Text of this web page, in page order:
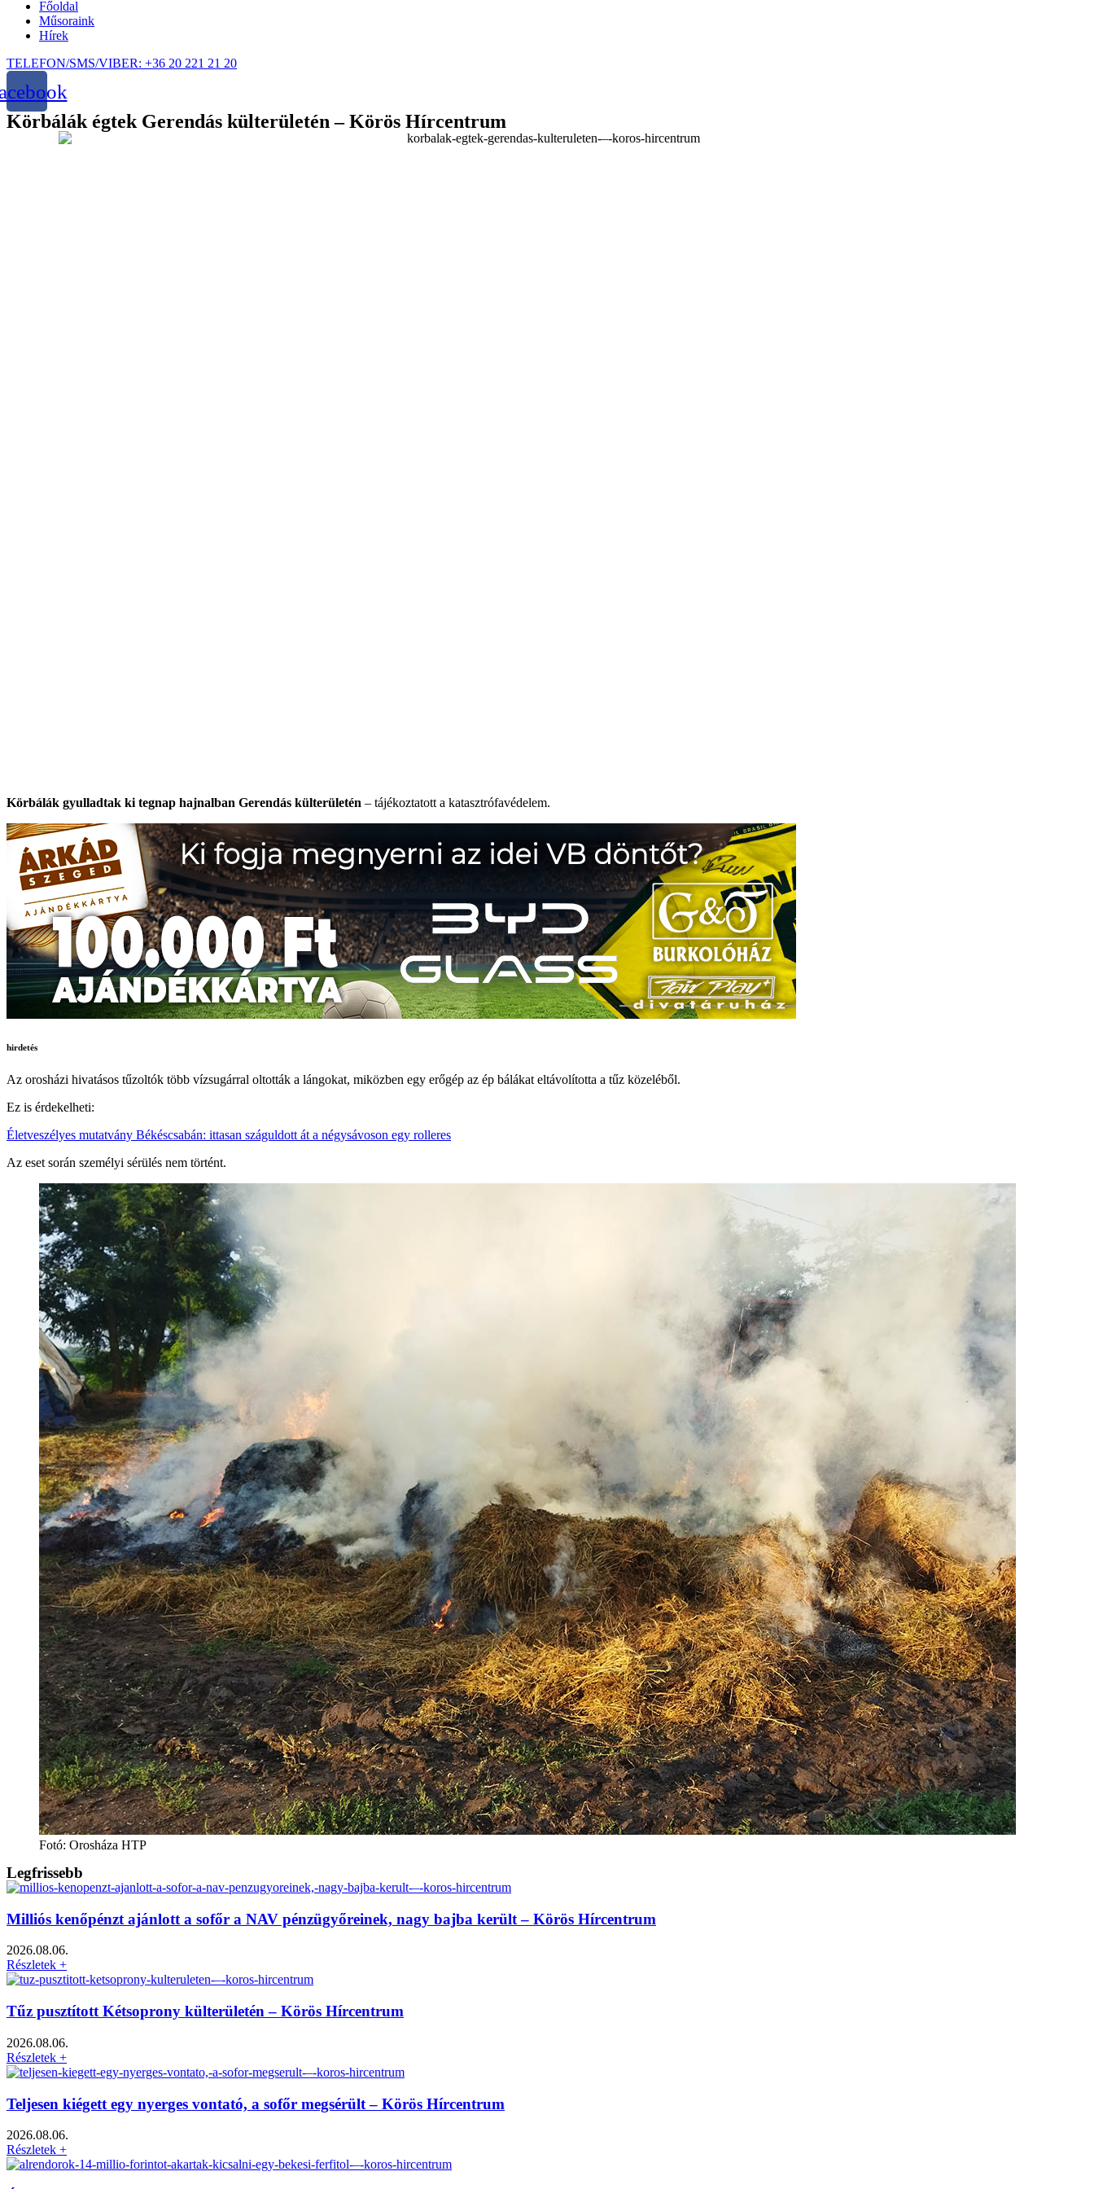
Főoldal
Műsoraink
Hírek
TELEFON/SMS/VIBER: +36 20 221 21 20
Körbálák égtek Gerendás külterületén – Körös Hírcentrum
Körbálák gyulladtak ki tegnap hajnalban Gerendás külterületén – tájékoztatott a katasztrófavédelem.
hirdetés
Az orosházi hivatásos tűzoltók több vízsugárral oltották a lángokat, miközben egy erőgép az ép bálákat eltávolította a tűz közeléből.
Ez is érdekelheti:
Életveszélyes mutatvány Békéscsabán: ittasan száguldott át a négysávoson egy rolleres
Az eset során személyi sérülés nem történt.
Fotó: Orosháza HTP
Legfrissebb
Milliós kenőpénzt ajánlott a sofőr a NAV pénzügyőreinek, nagy bajba került – Körös Hírcentrum
2026.08.06.
Részletek +
Tűz pusztított Kétsoprony külterületén – Körös Hírcentrum
2026.08.06.
Részletek +
Teljesen kiégett egy nyerges vontató, a sofőr megsérült – Körös Hírcentrum
2026.08.06.
Részletek +